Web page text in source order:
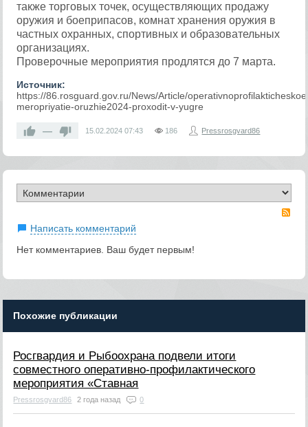
также торговых точек, осуществляющих продажу
оружия и боеприпасов, комнат хранения оружия в
частных охранных, спортивных и образовательных
организациях.
Проверочные мероприятия продлятся до 7 марта.
Источник:
https://86.rosguard.gov.ru/News/Article/
meropriyatie-oruzhie2024-proxodit-v-yugre
— 15.02.2024 07:43 186 Pressrosgvard86
Написать комментарий
Нет комментариев. Ваш будет первым!
Похожие публикации
Росгвардия и Рыбоохрана подвели итоги
совместного оперативно-профилактического
мероприятия «Ставная
Pressrosgvard86 2 года назад 0